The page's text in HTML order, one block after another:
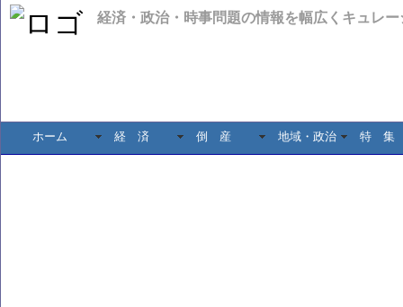
経済・政治・時事問題の情報を幅広くキュレ
ホーム 経 済 倒 産 地域・政治 特 集